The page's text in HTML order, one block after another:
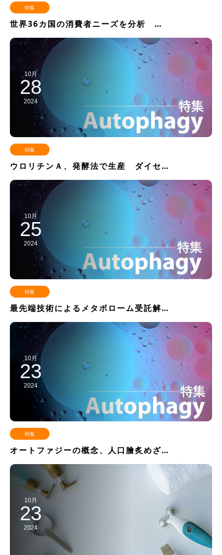
特集
世界36カ国の消費者ニーズを分析 …
10月
28
2024
特集
ウロリチンＡ、発酵法で生産 ダイセ…
10月
25
2024
特集
最先端技術によるメタボローム受託解…
10月
23
2024
特集
オートファジーの概念、人口膾炙めざ…
10月
23
2024